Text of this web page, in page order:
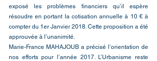
exposé les problèmes financiers qu’il espère
résoudre en portant la cotisation annuelle à 10 € à
compter du 1er Janvier 2018. Cette proposition a été
approuvée à l’unanimité.
Marie-France MAHAJOUB a précisé l’orientation de
nos efforts pour l’année 2017. L’Urbanisme reste